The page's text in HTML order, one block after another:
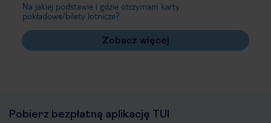
Na jakiej podstawie i gdzie otrzymam karty
pokładowe/bilety lotnicze?
Zobacz więcej
Pobierz bezpłatną aplikację TUI